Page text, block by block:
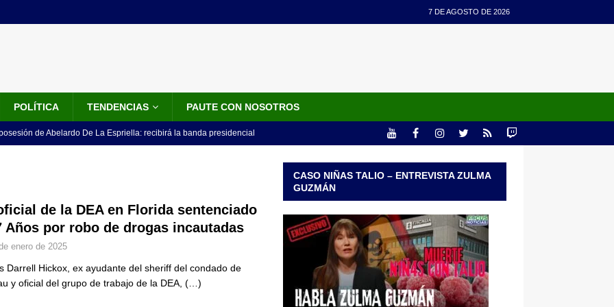
7 DE AGOSTO DE 2026
POLÍTICA TENDENCIAS PAUTE CON NOSOTROS
de Abelardo De La Espriella: recibirá la banda presidencial
LO ÚLTIMO
de la banda presidencial que portará Abelardo De La
de un sastre colombiano reconocido en el mundo
Fiscalía amplía investigación por presunto lavado de activos y
de la DEA en Florida sentenciado
Años por robo de drogas incautadas
enero de 2025
Darrell Hickox, ex ayudante del sheriff del condado de
y oficial del grupo de trabajo de la DEA, (…)
CASO NIÑAS TALIO – ENTREVISTA ZULMA
GUZMÁN